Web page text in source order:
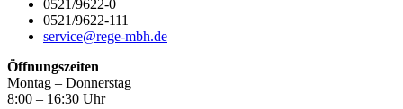
0521/9622-0
0521/9622-111
service@rege-mbh.de
Öffnungszeiten
Montag – Donnerstag
8:00 – 16:30 Uhr